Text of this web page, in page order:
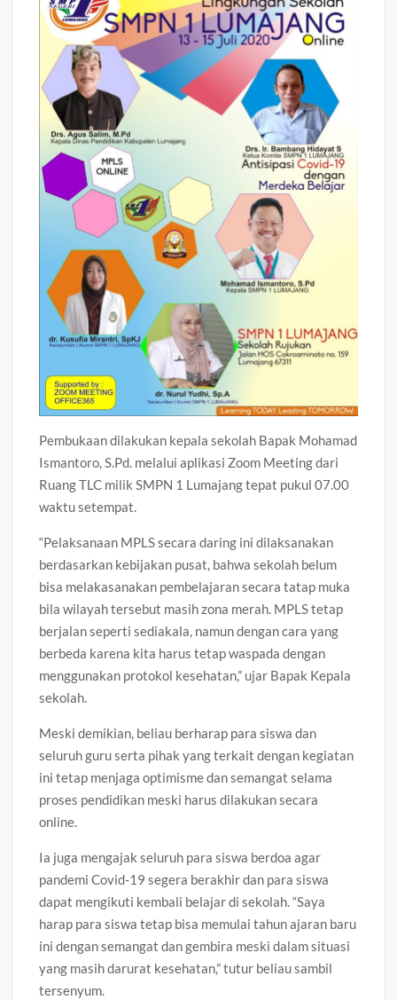
Pembukaan dilakukan kepala sekolah Bapak Mohamad
Ismantoro, S.Pd. melalui aplikasi Zoom Meeting dari
Ruang TLC milik SMPN 1 Lumajang tepat pukul 07.00
waktu setempat.
“Pelaksanaan MPLS secara daring ini dilaksanakan
berdasarkan kebijakan pusat, bahwa sekolah belum
bisa melakasanakan pembelajaran secara tatap muka
bila wilayah tersebut masih zona merah. MPLS tetap
berjalan seperti sediakala, namun dengan cara yang
berbeda karena kita harus tetap waspada dengan
menggunakan protokol kesehatan,” ujar Bapak Kepala
sekolah.
Meski demikian, beliau berharap para siswa dan
seluruh guru serta pihak yang terkait dengan kegiatan
ini tetap menjaga optimisme dan semangat selama
proses pendidikan meski harus dilakukan secara
online.
Ia juga mengajak seluruh para siswa berdoa agar
pandemi Covid-19 segera berakhir dan para siswa
dapat mengikuti kembali belajar di sekolah. “Saya
harap para siswa tetap bisa memulai tahun ajaran baru
ini dengan semangat dan gembira meski dalam situasi
yang masih darurat kesehatan,” tutur beliau sambil
tersenyum.